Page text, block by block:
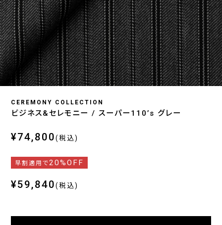
CEREMONY COLLECTION
ビジネス&セレモニー / スーパー110’s グレー
¥74,800(税込)
早割適用で20%OFF
¥59,840(税込)